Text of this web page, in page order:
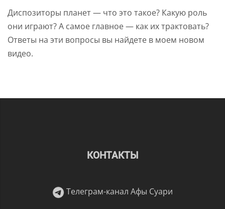
Диспозиторы планет — что это такое? Какую роль
они играют? А самое главное — как их трактовать?
Ответы на эти вопросы вы найдете в моем новом
видео.
КОНТАКТЫ
Телеграм-канал Афы Суари